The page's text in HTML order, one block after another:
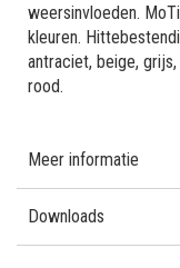
weersinvloeden.
kleuren.
antraciet, beige,
rood.
Meer informatie
Downloads